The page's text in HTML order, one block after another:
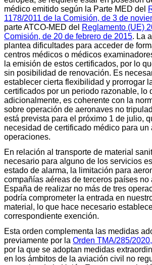
médico emitido según la Parte MED del
1178/2011 de la Comisión, de 3 de
parte ATCO-MED del Reglamento (UE)
Comisión, de 20 de febrero de 2015. La
plantea dificultades para acceder de
centros médicos o médicos
la emisión de estos certificados, por lo
sin posibilidad de renovación. Es
establecer cierta flexibilidad y prorrogar
certificados por un periodo razonable, lo
adicionalmente, es coherente con la
sobre operación de aeronaves no
está prevista para el próximo 1 de julio,
necesidad de certificado médico para
operaciones.
En relación al transporte de material
necesario para alguno de los servicios
estado de alarma, la limitación para
compañías aéreas de terceros países no
España de realizar no más de tres
podría comprometer la entrada en
material, lo que hace necesario
correspondiente exención.
Esta orden complementa las medidas
previamente por la Orden TMA/285/
por la que se adoptan medidas
en los ámbitos de la aviación civil no